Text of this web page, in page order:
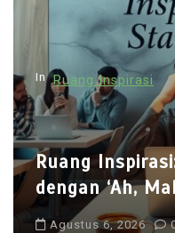
In Ruang Inspirasi
Ruang
dengan ‘Ah,
Agustus 6, 2026